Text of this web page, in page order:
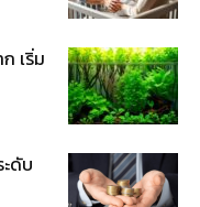
เริ่ม
ดับ